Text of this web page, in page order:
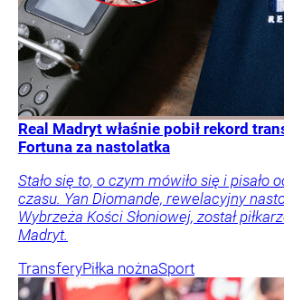
Real Madryt właśnie pobił rekord
Fortuna za nastolatka
Stało się to, o czym mówiło się i pisało
czasu. Yan Diomande, rewelacyjny
Wybrzeża Kości Słoniowej, został
Madryt.
TransferyPiłka nożnaSport